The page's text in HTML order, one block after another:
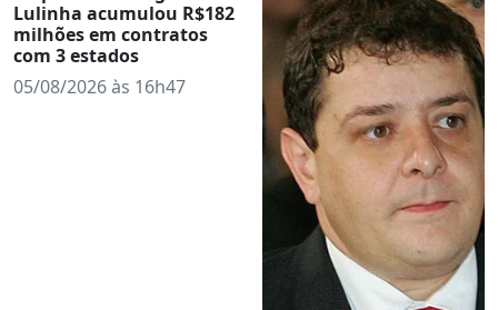
Lulinha acumulou R$182
milhões em contratos
com 3 estados
05/08/2026 às 16h47